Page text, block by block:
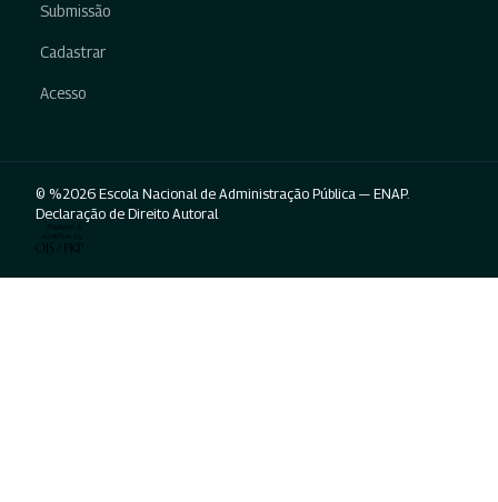
Submissão
Cadastrar
Acesso
© %2026 Escola Nacional de Administração Pública — ENAP.
Declaração de Direito Autoral